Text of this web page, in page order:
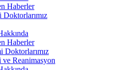
Haberler
Haberler
Doktorlarımız
Reanimasyon